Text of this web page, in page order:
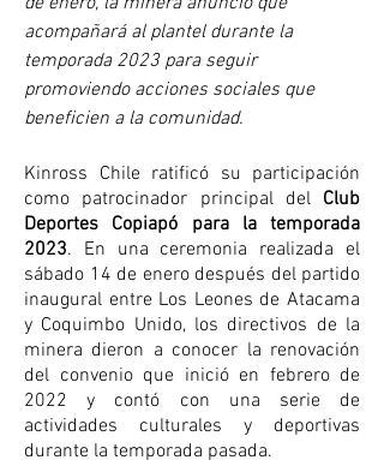
acompañará al plantel durante la
temporada 2023 para seguir
promoviendo acciones sociales que
beneficien a la comunidad.
Kinross Chile ratificó su participación
como patrocinador principal del Club
Deportes Copiapó para la temporada
2023. En una ceremonia realizada el
sábado 14 de enero después del partido
inaugural entre Los Leones de Atacama
y Coquimbo Unido, los directivos de la
minera dieron a conocer la renovación
del convenio que inició en febrero de
2022 y contó con una serie de
actividades culturales y deportivas
durante la temporada pasada.